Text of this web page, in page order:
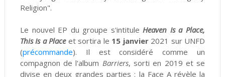
Religion".
Le nouvel EP du groupe s'intituleHeaven Is a Place,
This Is a Placeet sortira le 15 janvier2021 sur UNFD
(précommande). Il est considéré comme un
compagnon de l'album Barriers, sorti en 2019 et se
divise en deux grandes parties : la Face A révèle la